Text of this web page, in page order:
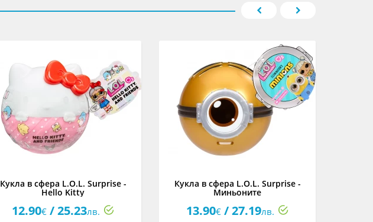
Кукла в сфера L.O.L. Surprise -
Hello Kitty
12.90€ / 25.23лв.
Кукла в сфера L.O.L. Surprise -
Миньоните
13.90€ / 27.19лв.